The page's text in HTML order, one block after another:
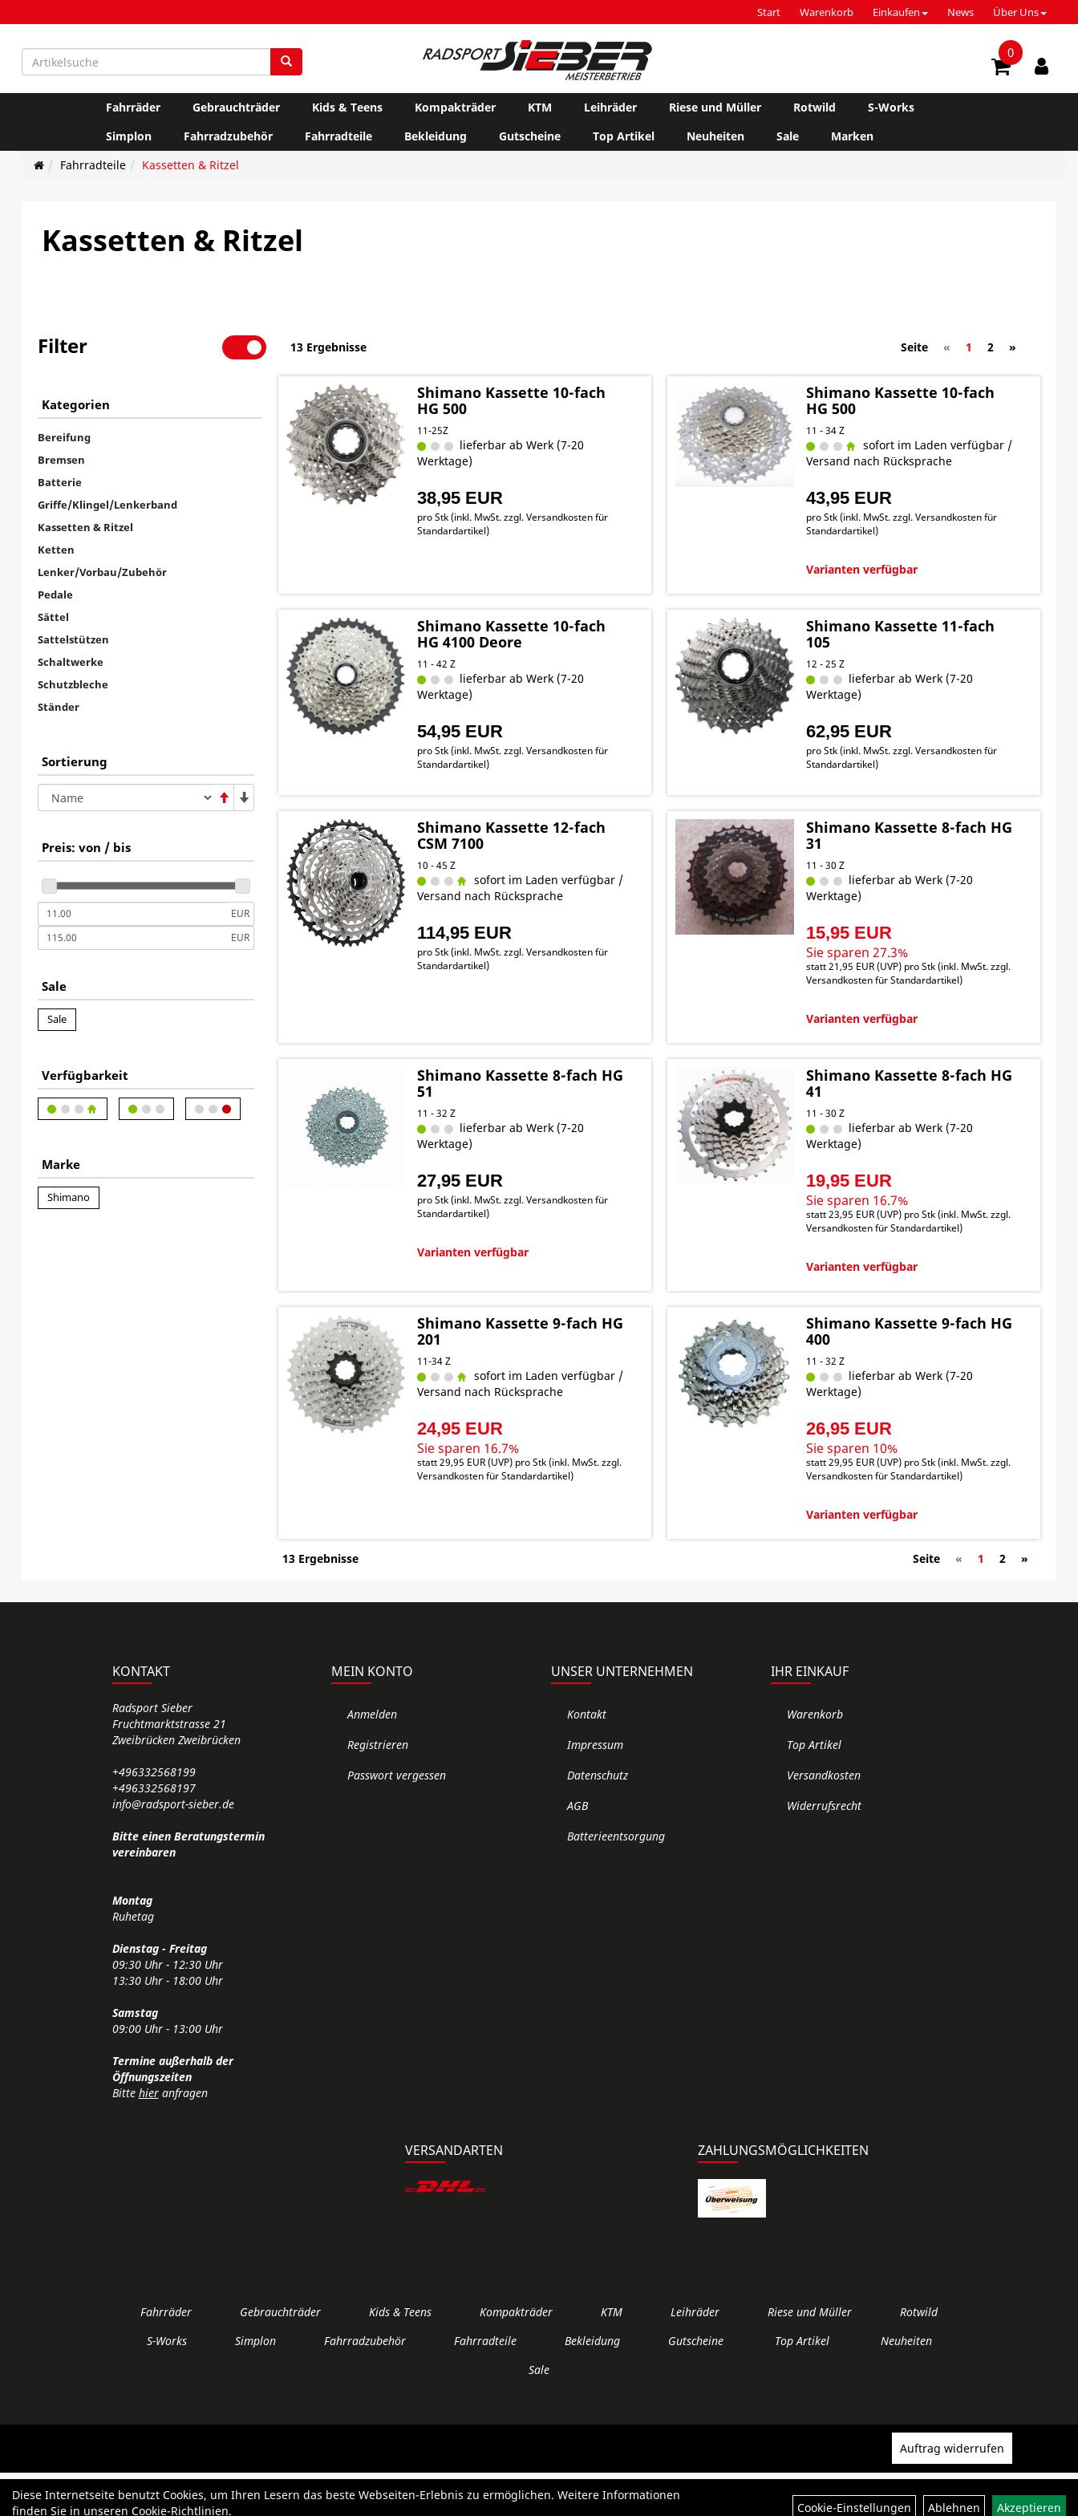
Start Warenkorb Einkaufen News Über Uns
0
Fahrräder Gebrauchträder Kids & Teens Kompakträder KTM Leihräder Riese und Müller Rotwild
S-Works
Simplon
Fahrradzubehör Fahrradteile Bekleidung Gutscheine Top Artikel Neuheiten Sale
Marken
Fahrradteile
Kassetten & Ritzel
Kassetten & Ritzel
Filter Seite « 1 2 »
13 Ergebnisse
Kategorien
Bereifung
Bremsen
Batterie
Griffe/Klingel/Lenkerband
Kassetten & Ritzel
Ketten
Lenker/Vorbau/Zubehör
Pedale
Sättel
Sattelstützen
Schaltwerke
Schutzbleche
Ständer
Sortierung
Preis: von / bis
EUR
EUR
Sale
Sale
Verfügbarkeit
Marke
Shimano
Shimano Kassette 10-fach
HG 500
11-25Z
lieferbar ab Werk (7-20
Werktage)
38,95 EUR
pro Stk (inkl. MwSt. zzgl.Versandkosten für
Standardartikel)
Shimano Kassette 10-fach
HG 500
11 - 34 Z
sofort im Laden verfügbar /
Versand nach Rücksprache
43,95 EUR
pro Stk (inkl. MwSt. zzgl.Versandkosten für
Standardartikel)
Varianten verfügbar
Shimano Kassette 10-fach
HG 4100 Deore
11 - 42 Z
lieferbar ab Werk (7-20
Werktage)
54,95 EUR
pro Stk (inkl. MwSt. zzgl.Versandkosten für
Standardartikel)
Shimano Kassette 11-fach
105
12 - 25 Z
lieferbar ab Werk (7-20
Werktage)
62,95 EUR
pro Stk (inkl. MwSt. zzgl.Versandkosten für
Standardartikel)
Shimano Kassette 12-fach
CSM 7100
10 - 45 Z
sofort im Laden verfügbar /
Versand nach Rücksprache
114,95 EUR
pro Stk (inkl. MwSt. zzgl.Versandkosten für
Standardartikel)
Shimano Kassette 8-fach HG
31
11 - 30 Z
lieferbar ab Werk (7-20
Werktage)
15,95 EUR
Sie sparen 27.3%
statt21,95 EUR(UVP) pro Stk (inkl. MwSt. zzgl.
Versandkosten für Standardartikel)
Varianten verfügbar
Shimano Kassette 8-fach HG
51
11 - 32 Z
lieferbar ab Werk (7-20
Werktage)
27,95 EUR
pro Stk (inkl. MwSt. zzgl.Versandkosten für
Standardartikel)
Varianten verfügbar
Shimano Kassette 8-fach HG
41
11 - 30 Z
lieferbar ab Werk (7-20
Werktage)
19,95 EUR
Sie sparen 16.7%
statt23,95 EUR(UVP) pro Stk (inkl. MwSt. zzgl.
Versandkosten für Standardartikel)
Varianten verfügbar
Shimano Kassette 9-fach HG
201
11-34 Z
sofort im Laden verfügbar /
Versand nach Rücksprache
24,95 EUR
Sie sparen 16.7%
statt29,95 EUR(UVP) pro Stk (inkl. MwSt. zzgl.
Versandkosten für Standardartikel)
Shimano Kassette 9-fach HG
400
11 - 32 Z
lieferbar ab Werk (7-20
Werktage)
26,95 EUR
Sie sparen 10%
statt29,95 EUR(UVP) pro Stk (inkl. MwSt. zzgl.
Versandkosten für Standardartikel)
Varianten verfügbar
Seite « 1 2 »
13 Ergebnisse
KONTAKT
Radsport Sieber
Fruchtmarktstrasse 21
Zweibrücken Zweibrücken
+496332568199
+496332568197
info@radsport-sieber.de
Bitte einen Beratungstermin
vereinbaren
Montag
Ruhetag
Dienstag - Freitag
09:30 Uhr - 12:30 Uhr
13:30 Uhr - 18:00 Uhr
Samstag
09:00 Uhr - 13:00 Uhr
Termine außerhalb der
Öffnungszeiten
Bitte hieranfragen
MEIN KONTO
Anmelden
Registrieren
Passwort vergessen
UNSER UNTERNEHMEN
Kontakt
Impressum
Datenschutz
AGB
Batterieentsorgung
IHR EINKAUF
Warenkorb
Top Artikel
Versandkosten
Widerrufsrecht
VERSANDARTEN ZAHLUNGSMÖGLICHKEITEN
Fahrräder Gebrauchträder Kids & Teens Kompakträder KTM Leihräder Riese und Müller
Rotwild
S-Works
Simplon Fahrradzubehör Fahrradteile Bekleidung Gutscheine Top Artikel
Neuheiten
Sale
Diese Internetseite benutzt Cookies, um Ihren Lesern das beste Webseiten-Erlebnis zu ermöglichen. Weitere Informationen
finden Sie in unseren Cookie-Richtlinien. Cookie-Einstellungen Ablehnen Akzeptieren
Auftrag widerrufen